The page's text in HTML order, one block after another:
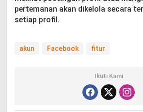
pertemanan akan dikelola secara
setiap profil.
akun Facebook fitur
Ikuti Kami